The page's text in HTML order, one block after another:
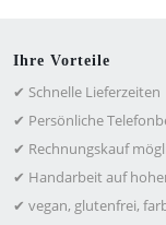
Ihre Vorteile
✔ Schnelle Lieferzeiten
✔ Persönliche
✔ Rechnungskauf
✔ Handarbeit auf
✔ vegan, glutenfrei,